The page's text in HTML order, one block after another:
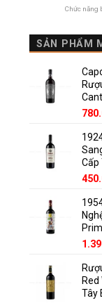
Chức năng
SẢN PHẨM
Giá
là:
Cấp
Giá
là:
Giá
là:
Tây